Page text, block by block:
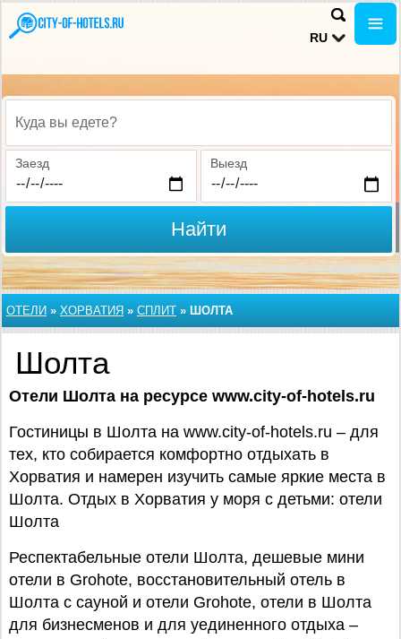
RU
Куда вы едете?
Заезд Выезд
Найти
ОТЕЛИ » ХОРВАТИЯ » СПЛИТ » ШОЛТА
Шолта
Отели Шолта на ресурсе www.city-of-hotels.ru
Гостиницы в Шолта на www.city-of-hotels.ru – для
тех, кто собирается комфортно отдыхать в
Хорватия и намерен изучить самые яркие места в
Шолта. Отдых в Хорватия у моря с детьми: отели
Шолта
Респектабельные отели Шолта, дешевые мини
отели в Grohote, восстановительный отель в
Шолта с сауной и отели Grohote, отели в Шолта
для бизнесменов и для уединенного отдыха –